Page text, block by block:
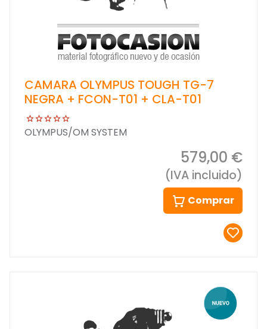
CAMARA OLYMPUS TOUGH TG-7
NEGRA + FCON-T01 + CLA-T01
OLYMPUS/OM SYSTEM
579,00 €
(IVA incluido)
Comprar